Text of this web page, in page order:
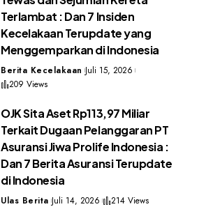
Terlambat : Dan 7 Insiden
Kecelakaan Terupdate yang
Menggemparkan di Indonesia
Berita Kecelakaan Juli 15, 2026
209 Views
OJK Sita Aset Rp113,97 Miliar
Terkait Dugaan Pelanggaran PT
Asuransi Jiwa Prolife Indonesia :
Dan 7 Berita Asuransi Terupdate
di Indonesia
Ulas Berita Juli 14, 2026 214 Views